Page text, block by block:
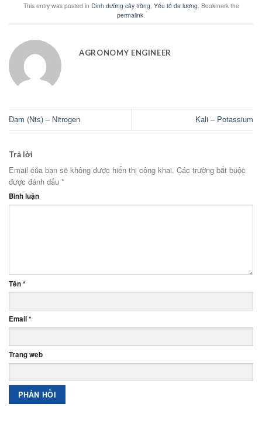
This entry was posted in Dinh dưỡng cây trồng, Yếu tố đa lượng. Bookmark the
permalink.
AGRONOMY ENGINEER
Đạm (Nts) – Nitrogen Kali – Potassium
Trả lời
Email của bạn sẽ không được hiển thị công khai. Các trường bắt buộc
được đánh dấu *
Bình luận
Tên*
Email*
Trang web